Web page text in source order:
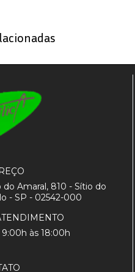
Amaral, 810 - Sítio do
- SP - 02542-000
às 18:00h